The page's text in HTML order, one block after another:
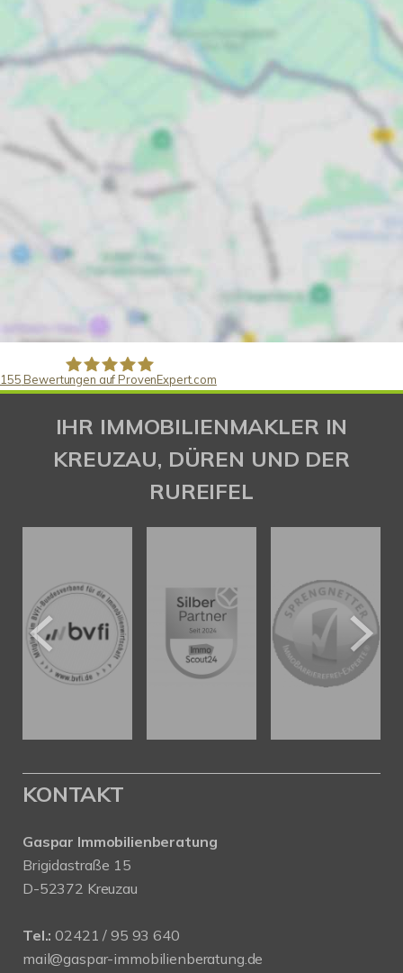
Gaspar Immobilienberatung
155 Bewertungen auf ProvenExpert.com
IHR IMMOBILIENMAKLER IN
KREUZAU, DÜREN UND DER
RUREIFEL
KONTAKT
Gaspar Immobilienberatung
Brigidastraße 15
D-52372 Kreuzau
Tel.: 02421 / 95 93 640
mail@gaspar-immobilienberatung.de